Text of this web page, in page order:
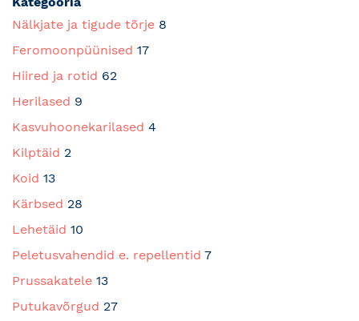
Nälkjate ja tigude tõrje 8
Feromoonpüünised 17
Hiired ja rotid 62
Herilased 9
Kasvuhoonekarilased 4
Kilptäid 2
Koid 13
Kärbsed 28
Lehetäid 10
Peletusvahendid e. repellentid 7
Prussakatele 13
Putukavõrgud 27